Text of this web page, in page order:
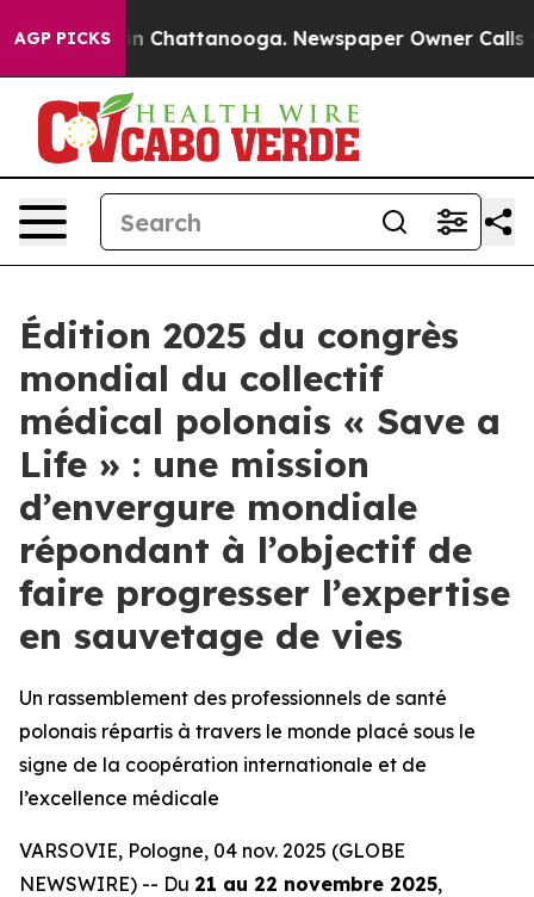
AGP PICKS
Chaos in Chattanooga. Newspaper Owner Calls
Édition 2025 du congrès
mondial du collectif
médical polonais « Save a
Life » : une mission
d’envergure mondiale
répondant à l’objectif de
faire progresser l’expertise
en sauvetage de vies
Un rassemblement des professionnels de santé
polonais répartis à travers le monde placé sous le
signe de la coopération internationale et de
l’excellence médicale
VARSOVIE, Pologne, 04 nov. 2025 (GLOBE
NEWSWIRE) -- Du 21 au 22 novembre 2025,